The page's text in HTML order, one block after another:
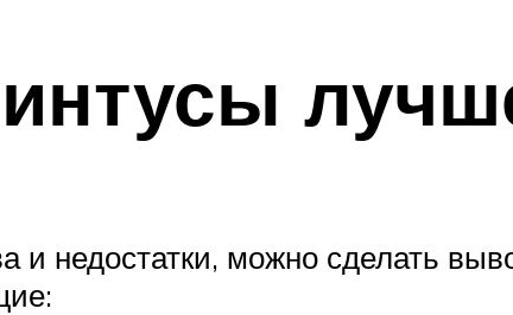
и недостатки, можно сделать